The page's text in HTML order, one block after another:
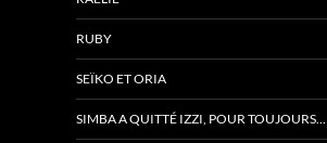
RUBY
SEÏKO ET ORIA
SIMBA A QUITTÉ IZZI, POUR TOUJOURS…